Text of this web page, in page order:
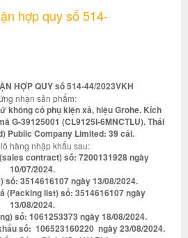
hợp quy số 514-
HỢP QUY số 514-44/2023VKH
nhận sản phẩm:
không có phụ kiện xả, hiệu Grohe. Kích
G-39125001 (CL9125I-6MNCTLU). Thái
Public Company Limited: 39 cái.
hàng nhập khẩu sau:
contract) số: 7200131928 ngày
10/07/2024.
số: 3514616107 ngày 13/08/2024.
(Packing list) số: 3514616107 ngày
13/08/2024.
số: 1061253373 ngày 18/08/2024.
số: 106523160220 ngày 23/08/2024.